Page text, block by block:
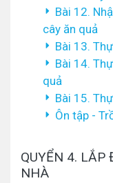
Bài 12.
cây ăn quả
Bài 13.
Bài 14.
quả
Bài 15.
Ôn tập -
QUYỂN 4. LẮP
NHÀ